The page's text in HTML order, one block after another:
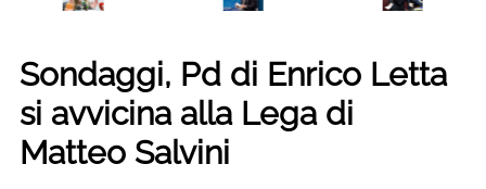
Sondaggi, Pd di Enrico Letta
si avvicina alla Lega di
Matteo Salvini